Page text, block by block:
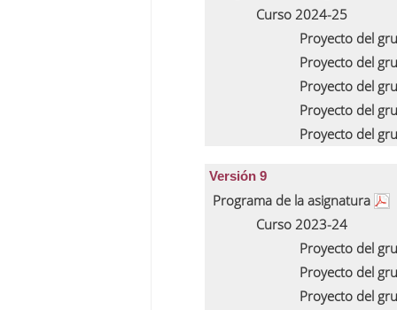
Curso 2024-25
Proyecto del
Proyecto del
Proyecto del
Proyecto del
Proyecto del
Versión 9
Programa de la asignatura
Curso 2023-24
Proyecto del
Proyecto del
Proyecto del